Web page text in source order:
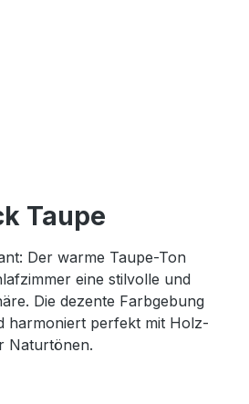
Taupe
Der warme Taupe-Ton
eine stilvolle und
Die dezente Farbgebung
harmoniert perfekt mit Holz-
Naturtönen.